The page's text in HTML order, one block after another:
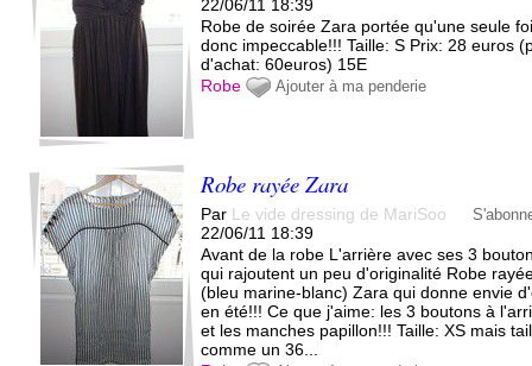
22/06/11 18:39
Robe de soirée Zara portée qu'une seule
donc impeccable!!! Taille: S Prix: 28 euros
d'achat: 60euros) 15E
Robe
Ajouter à ma penderie
Robe rayée Zara
Par Le vide dressing de MariSoo
22/06/11 18:39
Avant de la robe L'arrière avec ses 3
qui rajoutent un peu d'originalité Robe
(bleu marine-blanc) Zara qui donne envie
en été!!! Ce que j'aime: les 3 boutons à
et les manches papillon!!! Taille: XS mais
comme un 36...